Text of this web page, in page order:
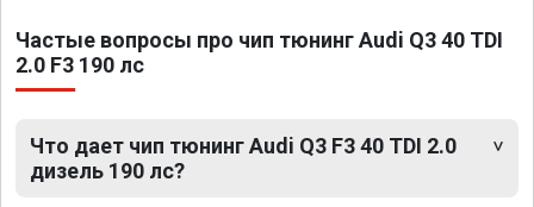
Частые вопросы про чип тюнинг Audi Q3 40 TDI
2.0 F3 190 лс
Что дает чип тюнинг Audi Q3 F3 40 TDI 2.0
дизель 190 лс?